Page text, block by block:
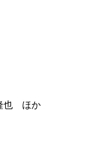
也 ほか